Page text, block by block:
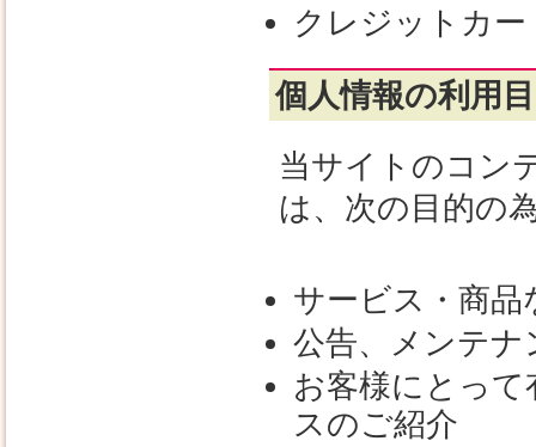
クレジットカ
個人情報の利用
当サイトのコン
は、次の目的の
サービス・商品
公告、メンテ
お客様にとっ
スのご紹介